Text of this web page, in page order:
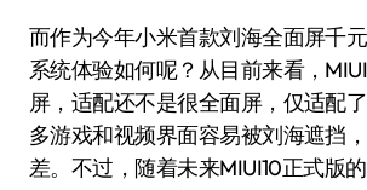
而作为今年小米首款刘海全面屏千
系统体验如何呢？从目前来看，
屏，适配还不是很全面屏，仅适配
多游戏和视频界面容易被刘海遮挡
差。不过，随着未来MIUI10正式版